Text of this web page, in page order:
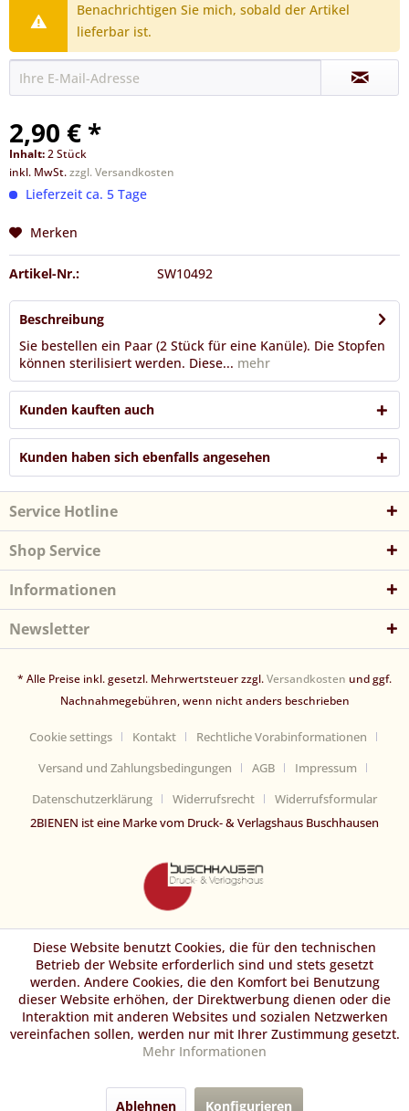
Benachrichtigen Sie mich, sobald der Artikel
lieferbar ist.
2,90 € *
Inhalt:2 Stück
inkl. MwSt.zzgl. Versandkosten
Lieferzeit ca. 5 Tage
Merken
Artikel-Nr.: SW10492
Beschreibung
Sie bestellen ein Paar (2 Stück für eine Kanüle). Die Stopfen
können sterilisiert werden. Diese... mehr
Kunden kauften auch
Kunden haben sich ebenfalls angesehen
Service Hotline
Shop Service
Informationen
Newsletter
* Alle Preise inkl. gesetzl. Mehrwertsteuer zzgl.Versandkosten und ggf.
Nachnahmegebühren, wenn nicht anders beschrieben
Cookie settings Kontakt
Rechtliche Vorabinformationen
Versand und Zahlungsbedingungen
AGB
Impressum
Datenschutzerklärung
Widerrufsrecht
Widerrufsformular
2BIENEN ist eine Marke vom Druck- & Verlagshaus Buschhausen
Diese Website benutzt Cookies, die für den technischen
Betrieb der Website erforderlich sind und stets gesetzt
werden. Andere Cookies, die den Komfort bei Benutzung
dieser Website erhöhen, der Direktwerbung dienen oder die
Interaktion mit anderen Websites und sozialen Netzwerken
vereinfachen sollen, werden nur mit Ihrer Zustimmung gesetzt.
Mehr Informationen
Ablehnen Konfigurieren